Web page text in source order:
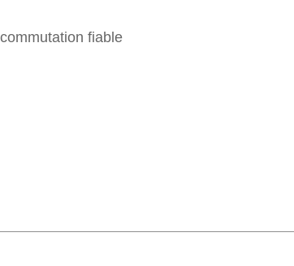
fiable